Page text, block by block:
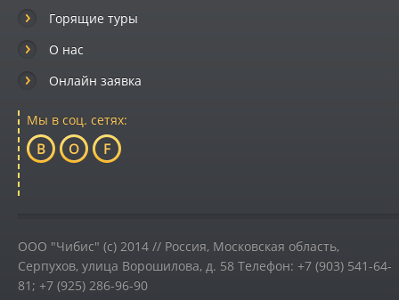
Горящие туры
О нас
Онлайн заявка
Мы в соц. сетях:
B O F
ООО "Чибис" (c) 2014 // Россия, Московская область,
Серпухов, улица Ворошилова, д. 58 Телефон: +7 (903) 541-64-
81; +7 (925) 286-96-90